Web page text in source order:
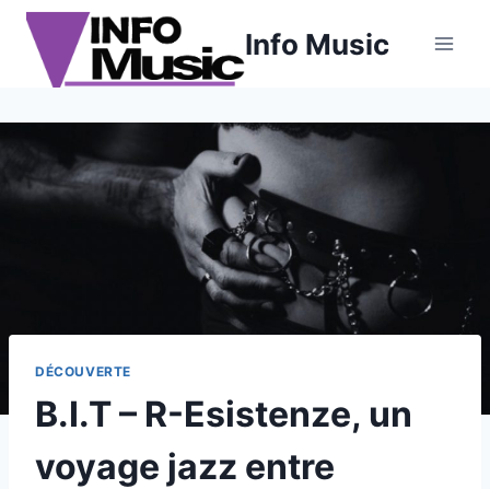
Aller
contenu
Info Music
DÉCOUVERTE
B.I.T – R-Esistenze, un
voyage jazz entre